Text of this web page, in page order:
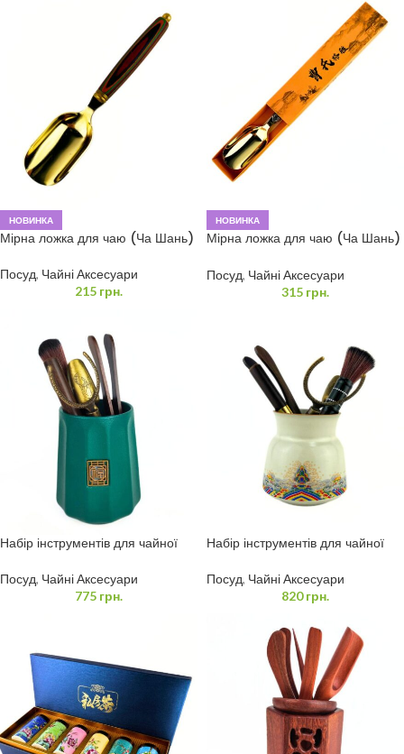
НОВИНКА
Мірна ложка для чаю (Ча Шань)
Посуд, Чайні Аксесуари
215 грн.
НОВИНКА
Мірна ложка для чаю (Ча Шань)
Посуд, Чайні Аксесуари
315 грн.
Набір інструментів для чайної
Посуд, Чайні Аксесуари
775 грн.
Набір інструментів для чайної
Посуд, Чайні Аксесуари
820грн.